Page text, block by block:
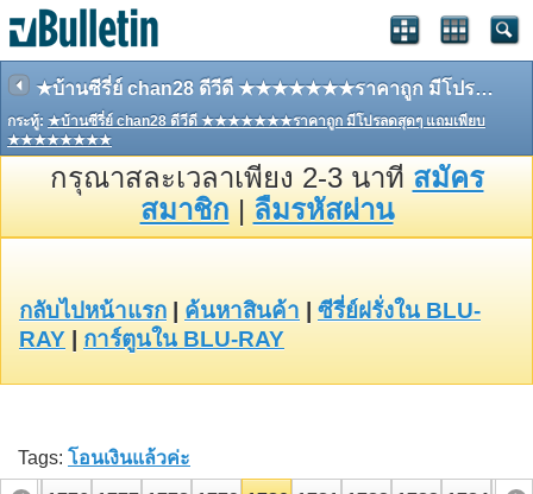
★บ้านซีรี่ย์ chan28 ดีวีดี ★★★★★★★ราคาถูก มีโปรลดสุดๆ แถมเพียบ ★★★★★★★★
กระทู้: ★บ้านซีรี่ย์ chan28 ดีวีดี ★★★★★★★ราคาถูก มีโปรลดสุดๆ แถมเพียบ
★★★★★★★★
กรุณาสละเวลาเพียง 2-3 นาที สมัคร
สมาชิก | ลืมรหัสผ่าน
กลับไปหน้าแรก ค้นหาสินค้า
ซีรี่ย์ฝรั่งใน BLU-
RAY
การ์ตูนใน BLU-RAY
Tags: โอนเงินแล้วค่ะ